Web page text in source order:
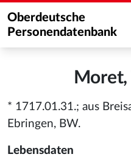
Oberdeutsche
Personendatenbank
* 1717.01.31.; aus
Ebringen, BW.
Lebensdaten